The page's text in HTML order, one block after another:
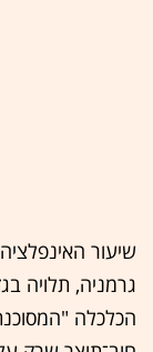
גרמניה, תלויה
הכלכלה